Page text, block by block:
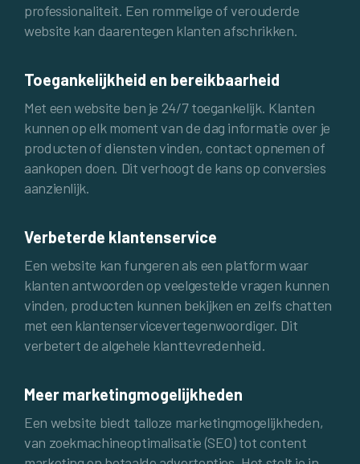
professionaliteit. Een rommelige of verouderde
website kan daarentegen klanten afschrikken.
Toegankelijkheid en bereikbaarheid
Met een website ben je 24/7 toegankelijk. Klanten
kunnen op elk moment van de dag informatie over je
producten of diensten vinden, contact opnemen of
aankopen doen. Dit verhoogt de kans op conversies
aanzienlijk.
Verbeterde klantenservice
Een website kan fungeren als een platform waar
klanten antwoorden op veelgestelde vragen kunnen
vinden, producten kunnen bekijken en zelfs chatten
met een klantenservicevertegenwoordiger. Dit
verbetert de algehele klanttevredenheid.
Meer marketingmogelijkheden
Een website biedt talloze marketingmogelijkheden,
van zoekmachineoptimalisatie (SEO) tot content